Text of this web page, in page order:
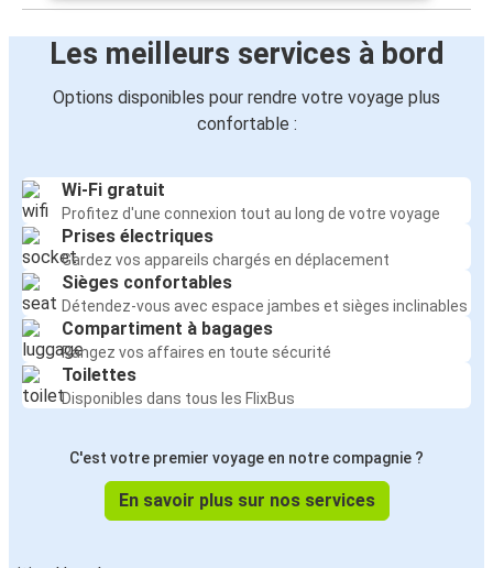
Les meilleurs services à bord
Options disponibles pour rendre votre voyage plus
confortable :
Wi-Fi gratuit
Profitez d'une connexion tout au long de votre voyage
Prises électriques
Gardez vos appareils chargés en déplacement
Sièges confortables
Détendez-vous avec espace jambes et sièges inclinables
Compartiment à bagages
Rangez vos affaires en toute sécurité
Toilettes
Disponibles dans tous les FlixBus
C'est votre premier voyage en notre compagnie ?
En savoir plus sur nos services